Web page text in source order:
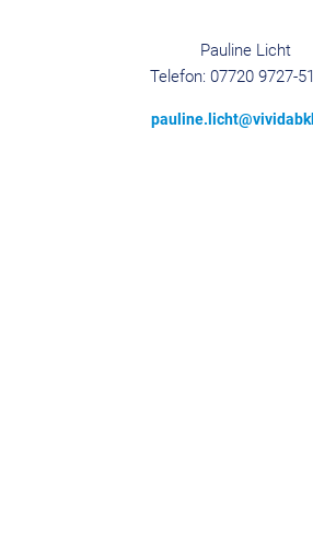
Pauline Licht
Telefon: 07720 9727-